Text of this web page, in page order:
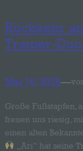
Rückkehr
Trainer-
Mai 16, 2026—
Große Fußstapfen,
freuen uns riesig,
einen alten
„Ari“ hat seine
Daten
Stelle,
es sich
nicht.